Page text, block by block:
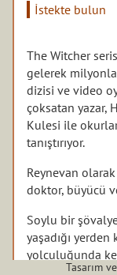
İstekte bulun
The Witcher
gelerek
dizisi ve video
çoksatan yazar,
Kulesi ile
tanıştırıyor.
Reynevan
doktor, büyücü
Soylu bir
yaşadığı
yolculuğunda
sürdüğü bir
Tasarım